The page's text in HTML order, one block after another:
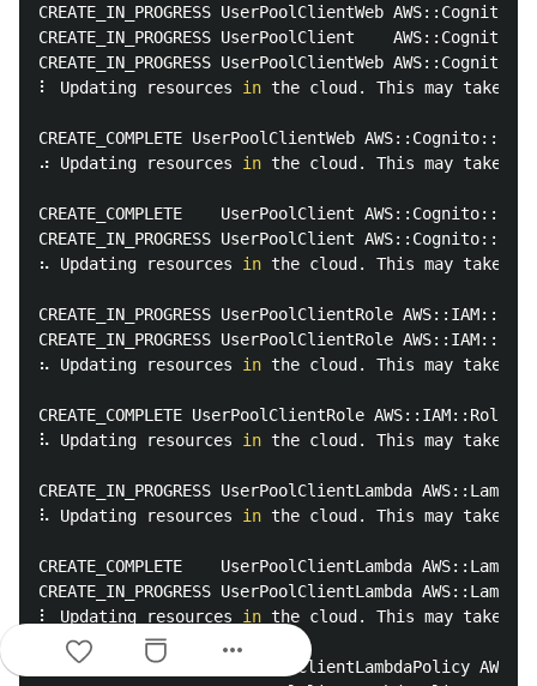
CREATE_IN_PROGRESS UserPoolClientWeb
CREATE_IN_PROGRESS UserPoolClient
CREATE_IN_PROGRESS UserPoolClientWeb
⠇ Updating resources in the cloud. This may take a
CREATE_COMPLETE UserPoolClientWeb
⠴ Updating resources in the cloud. This may take a
CREATE_COMPLETE    UserPoolClient
CREATE_IN_PROGRESS UserPoolClient
⠦ Updating resources in the cloud. This may take a
CREATE_IN_PROGRESS UserPoolClientRole
CREATE_IN_PROGRESS UserPoolClientRole
⠦ Updating resources in the cloud. This may take a
CREATE_COMPLETE UserPoolClientRole AWS::IAM::Role
⠧ Updating resources in the cloud. This may take a
CREATE_IN_PROGRESS UserPoolClientLambda
⠧ Updating resources in the cloud. This may take a
CREATE_COMPLETE    UserPoolClientLambda
CREATE_IN_PROGRESS UserPoolClientLambda
⠇ Updating resources in the cloud. This may take a
CREATE_IN_PROGRESS UserPoolClientLambdaPolicy
more_horiz